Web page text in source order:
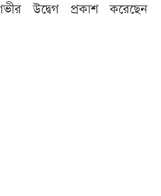
উদ্বেগ প্রকাশ করেছেন